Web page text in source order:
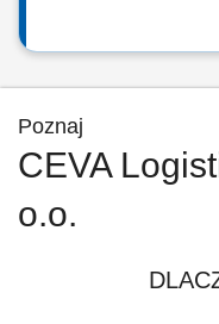
Poznaj
CEVA
o.o.